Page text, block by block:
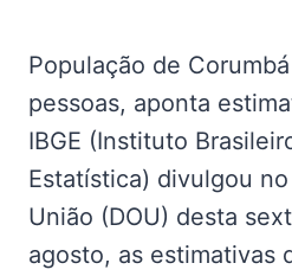
População de
pessoas, aponta
IBGE (Instituto
Estatística) divulgou
União (DOU) desta
agosto, as estimativas